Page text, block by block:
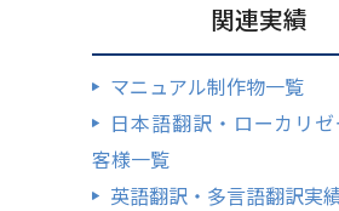
関連実績
マニュアル制作物一覧
日本語翻訳・ローカリ
客様一覧
英語翻訳・多言語翻訳実